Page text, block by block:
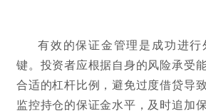
有效的保证金管理是成功进
键。投资者应根据自身的风险承受
合适的杠杆比例，避免过度借贷导
监控持仓的保证金水平，及时追加